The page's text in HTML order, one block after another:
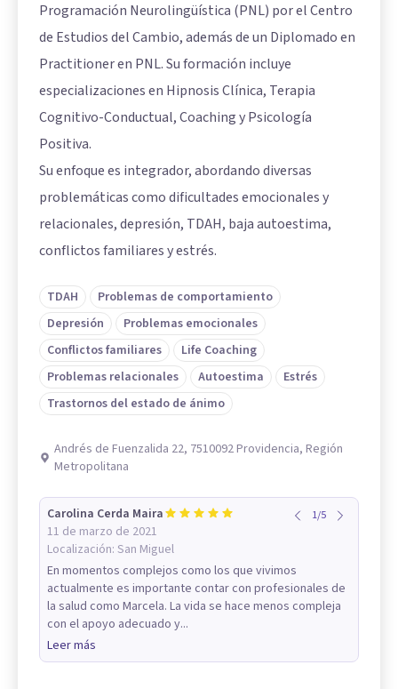
Programación Neurolingüística (PNL) por el Centro
de Estudios del Cambio, además de un Diplomado en
Practitioner en PNL. Su formación incluye
especializaciones en Hipnosis Clínica, Terapia
Cognitivo-Conductual, Coaching y Psicología
Positiva.
Su enfoque es integrador, abordando diversas
problemáticas como dificultades emocionales y
relacionales, depresión, TDAH, baja autoestima,
conflictos familiares y estrés.
TDAH
Problemas de comportamiento
Depresión
Problemas emocionales
Conflictos familiares
Life Coaching
Problemas relacionales
Autoestima
Estrés
Trastornos del estado de ánimo
Andrés de Fuenzalida 22, 7510092 Providencia, Región
Metropolitana
Carolina Cerda Maira
11 de marzo de 2021
Localización: San Miguel
1/5
En momentos complejos como los que vivimos
actualmente es importante contar con profesionales de
la salud como Marcela. La vida se hace menos compleja
con el apoyo adecuado y...
Leer más